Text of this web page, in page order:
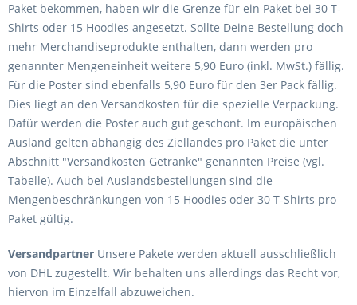
Paket bekommen, haben wir die Grenze für ein Paket bei 30 T-
Shirts oder 15 Hoodies angesetzt. Sollte Deine Bestellung doch
mehr Merchandiseprodukte enthalten, dann werden pro
genannter Mengeneinheit weitere 5,90 Euro (inkl. MwSt.) fällig.
Für die Poster sind ebenfalls 5,90 Euro für den 3er Pack fällig.
Dies liegt an den Versandkosten für die spezielle Verpackung.
Dafür werden die Poster auch gut geschont. Im europäischen
Ausland gelten abhängig des Ziellandes pro Paket die unter
Abschnitt "Versandkosten Getränke" genannten Preise (vgl.
Tabelle). Auch bei Auslandsbestellungen sind die
Mengenbeschränkungen von 15 Hoodies oder 30 T-Shirts pro
Paket gültig.
Versandpartner Unsere Pakete werden aktuell ausschließlich
von DHL zugestellt. Wir behalten uns allerdings das Recht vor,
hiervon im Einzelfall abzuweichen.